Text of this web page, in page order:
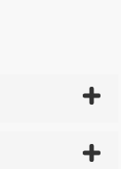
下全域に点在